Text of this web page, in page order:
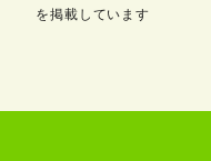
を掲載しています